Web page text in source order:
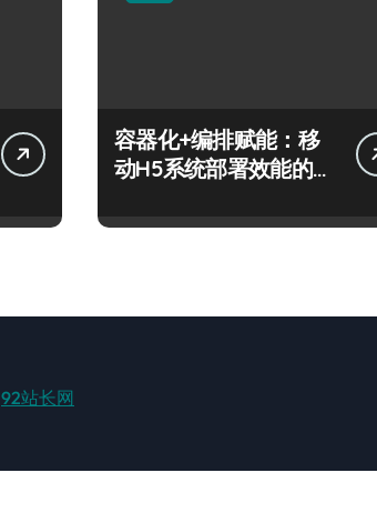
容器化+编排赋能：移
动H5系统部署效能的科
92站长网